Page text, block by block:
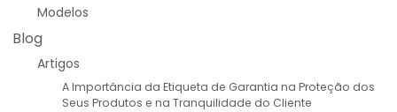
Modelos
Blog
Artigos
A Importância da Etiqueta de Garantia na Proteção dos
Seus Produtos e na Tranquilidade do Cliente